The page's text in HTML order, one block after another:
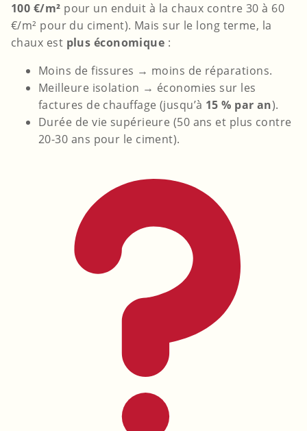
100 €/m² pour un enduit à la chaux contre 30 à 60
€/m² pour du ciment). Mais sur le long terme, la
chaux est plus économique :
Moins de fissures → moins de réparations.
Meilleure isolation → économies sur les
factures de chauffage (jusqu’à 15 % par an).
Durée de vie supérieure (50 ans et plus contre
20-30 ans pour le ciment).